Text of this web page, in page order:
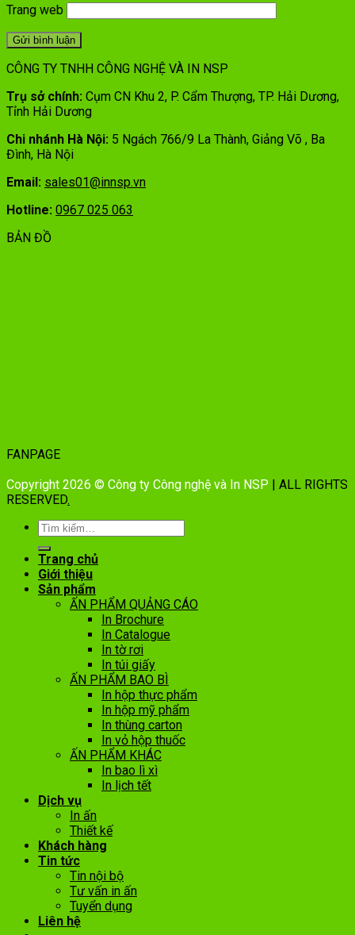
Trang web
CÔNG TY TNHH CÔNG NGHỆ VÀ IN NSP
Trụ sở chính: Cụm CN Khu 2, P. Cẩm Thượng, TP. Hải Dương,
Tỉnh Hải Dương
Chi nhánh Hà Nội: 5 Ngách 766/9 La Thành, Giảng Võ , Ba
Đình, Hà Nội
Email: sales01@innsp.vn
Hotline: 0967 025 063
BẢN ĐỒ
FANPAGE
Copyright 2026 © Công ty Công nghệ và In NSP | ALL RIGHTS
RESERVED.
Trang chủ
Giới thiệu
Sản phẩm
ẤN PHẨM QUẢNG CÁO
In Brochure
In Catalogue
In tờ rơi
In túi giấy
ẤN PHẨM BAO BÌ
In hộp thực phẩm
In hộp mỹ phẩm
In thùng carton
In vỏ hộp thuốc
ẤN PHẨM KHÁC
In bao lì xì
In lịch tết
Dịch vụ
In ấn
Thiết kế
Khách hàng
Tin tức
Tin nội bộ
Tư vấn in ấn
Tuyển dụng
Liên hệ